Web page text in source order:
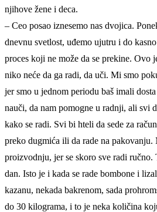
njihove žene i deca.
– Ceo posao iznesemo nas dvojica.
dnevnu svetlost, uđemo ujutru i do
proces koji ne može da se prekine. Ovo
niko neće da ga radi, da uči. Mi smo
jer smo u jednom periodu baš imali
nauči, da nam pomogne u radnji, ali svi
kako se radi. Svi bi hteli da sede za
preko dugmića ili da rade na pakovanju.
proizvodnju, jer se skoro sve radi ručno.
dan. Isto je i kada se rade bombone i
kazanu, nekada bakrenom, sada
do 30 kilograma, i to je neka količina